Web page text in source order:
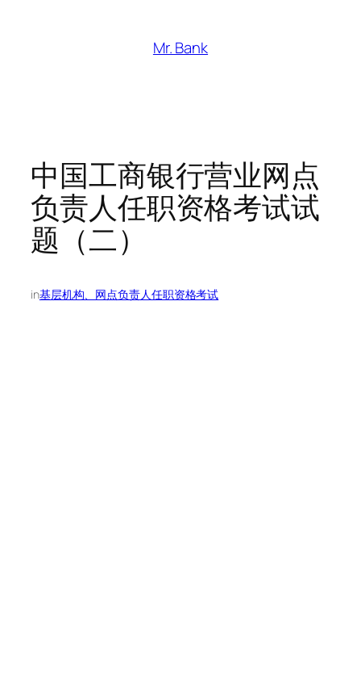
Mr. Bank
中国工商银行营业网点
负责人任职资格考试试
题（二）
in基层机构、网点负责人任职资格考试